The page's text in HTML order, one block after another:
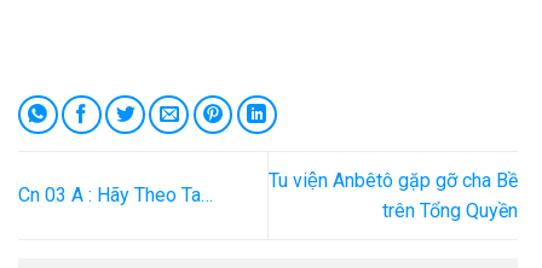
Cn 03 A : Hãy Theo Ta…
Tu viện Anbêtô gặp gỡ cha Bề
trên Tổng Quyền